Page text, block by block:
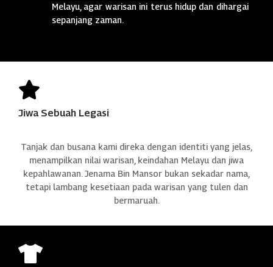
Melayu, agar warisan ini terus hidup dan dihargai
sepanjang zaman.

Jiwa Sebuah Legasi
Tanjak dan busana kami direka dengan identiti yang jelas,
menampilkan nilai warisan, keindahan Melayu dan jiwa
kepahlawanan. Jenama Bin Mansor bukan sekadar nama,
tetapi lambang kesetiaan pada warisan yang tulen dan
bermaruah.
